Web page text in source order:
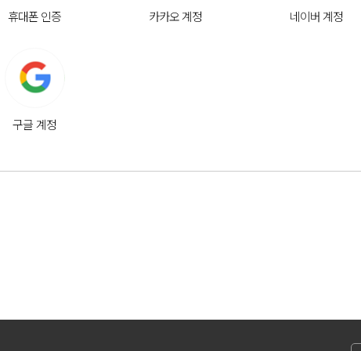
휴대폰 인증 카카오 계정 네이버 계정
구글 계정